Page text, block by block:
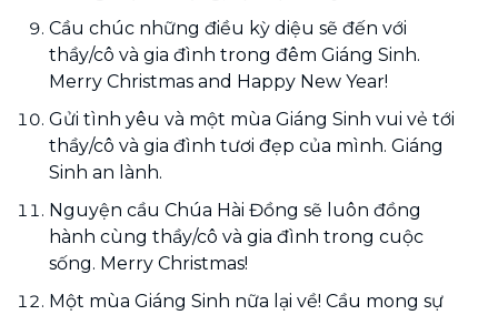
Cầu chúc những điều kỳ diệu sẽ đến với
thầy/cô và gia đình trong đêm Giáng Sinh.
Merry Christmas and Happy New Year!
Gửi tình yêu và một mùa Giáng Sinh vui vẻ tới
thầy/cô và gia đình tươi đẹp của mình. Giáng
Sinh an lành.
Nguyện cầu Chúa Hài Đồng sẽ luôn đồng
hành cùng thầy/cô và gia đình trong cuộc
sống. Merry Christmas!
Một mùa Giáng Sinh nữa lại về! Cầu mong sự